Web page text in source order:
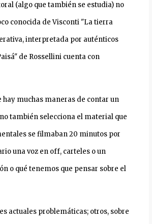
(algo que también se estudia) no
conocida de Visconti "La tierra
interpretada por auténticos
de Rossellini cuenta con
muchas maneras de contar un
también selecciona el material que
se filmaban 20 minutos por
una voz en off, carteles o un
o qué tenemos que pensar sobre el
actuales problemáticas; otros, sobre